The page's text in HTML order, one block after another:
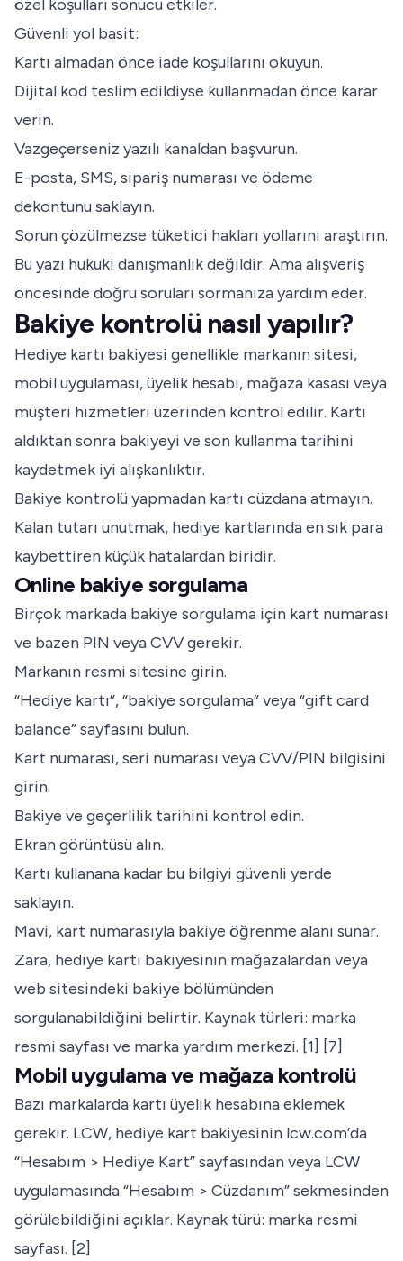
özel koşulları sonucu etkiler.
Güvenli yol basit:
Kartı almadan önce iade koşullarını okuyun.
Dijital kod teslim edildiyse kullanmadan önce karar
verin.
Vazgeçerseniz yazılı kanaldan başvurun.
E-posta, SMS, sipariş numarası ve ödeme
dekontunu saklayın.
Sorun çözülmezse tüketici hakları yollarını araştırın.
Bu yazı hukuki danışmanlık değildir. Ama alışveriş
öncesinde doğru soruları sormanıza yardım eder.
Bakiye kontrolü nasıl yapılır?
Hediye kartı bakiyesi genellikle markanın sitesi,
mobil uygulaması, üyelik hesabı, mağaza kasası veya
müşteri hizmetleri üzerinden kontrol edilir. Kartı
aldıktan sonra bakiyeyi ve son kullanma tarihini
kaydetmek iyi alışkanlıktır.
Bakiye kontrolü yapmadan kartı cüzdana atmayın.
Kalan tutarı unutmak, hediye kartlarında en sık para
kaybettiren küçük hatalardan biridir.
Online bakiye sorgulama
Birçok markada bakiye sorgulama için kart numarası
ve bazen PIN veya CVV gerekir.
Markanın resmi sitesine girin.
“Hediye kartı”, “bakiye sorgulama” veya “gift card
balance” sayfasını bulun.
Kart numarası, seri numarası veya CVV/PIN bilgisini
girin.
Bakiye ve geçerlilik tarihini kontrol edin.
Ekran görüntüsü alın.
Kartı kullanana kadar bu bilgiyi güvenli yerde
saklayın.
Mavi, kart numarasıyla bakiye öğrenme alanı sunar.
Zara, hediye kartı bakiyesinin mağazalardan veya
web sitesindeki bakiye bölümünden
sorgulanabildiğini belirtir. Kaynak türleri: marka
resmi sayfası ve marka yardım merkezi. [1] [7]
Mobil uygulama ve mağaza kontrolü
Bazı markalarda kartı üyelik hesabına eklemek
gerekir. LCW, hediye kart bakiyesinin lcw.com’da
“Hesabım > Hediye Kart” sayfasından veya LCW
uygulamasında “Hesabım > Cüzdanım” sekmesinden
görülebildiğini açıklar. Kaynak türü: marka resmi
sayfası. [2]